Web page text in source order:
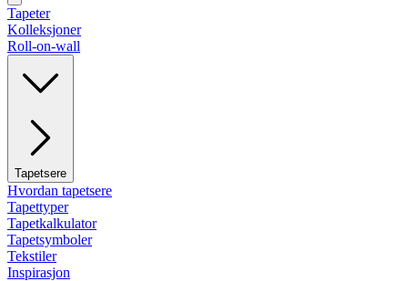
Tapeter
Kolleksjoner
Roll-on-wall
Tapetsere
Hvordan tapetsere
Tapettyper
Tapetkalkulator
Tapetsymboler
Tekstiler
Inspirasjon